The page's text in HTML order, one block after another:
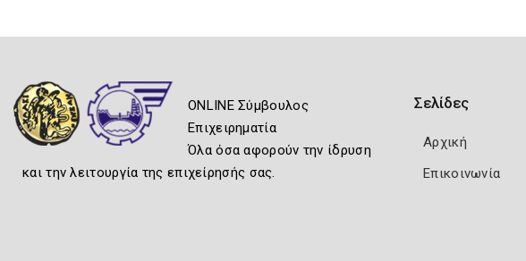
ONLINE Σύμβουλος
Επιχειρηματία
Όλα όσα αφορούν την ίδρυση
και την λειτουργία της επιχείρησής σας.
Σελίδες
Αρχική
Επικοινωνία